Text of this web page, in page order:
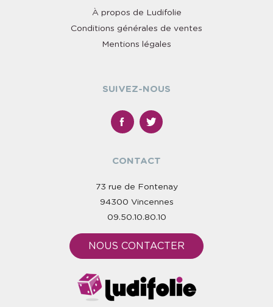
À propos de Ludifolie
Conditions générales de ventes
Mentions légales
SUIVEZ-NOUS
CONTACT
73 rue de Fontenay
94300 Vincennes
09.50.10.80.10
NOUS CONTACTER